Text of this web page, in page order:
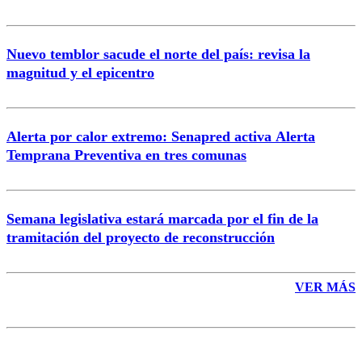
Nuevo temblor sacude el norte del país: revisa la
magnitud y el epicentro
Alerta por calor extremo: Senapred activa Alerta
Temprana Preventiva en tres comunas
Semana legislativa estará marcada por el fin de la
tramitación del proyecto de reconstrucción
VER MÁS